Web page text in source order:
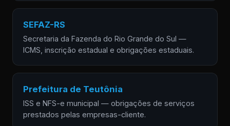
SEFAZ-RS
Secretaria da Fazenda do Rio Grande do Sul —
ICMS, inscrição estadual e obrigações estaduais.
Prefeitura de Teutônia
ISS e NFS-e municipal — obrigações de serviços
prestados pelas empresas-cliente.